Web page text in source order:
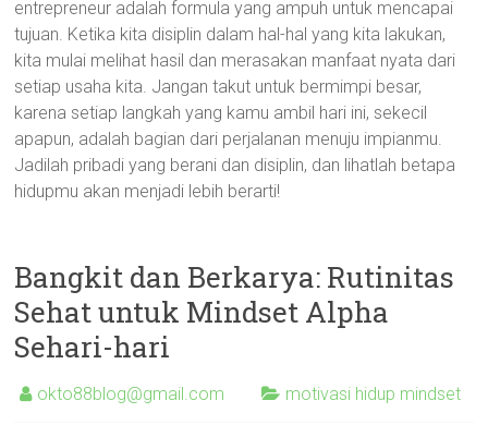
entrepreneur adalah formula yang ampuh untuk mencapai
tujuan. Ketika kita disiplin dalam hal-hal yang kita lakukan,
kita mulai melihat hasil dan merasakan manfaat nyata dari
setiap usaha kita. Jangan takut untuk bermimpi besar,
karena setiap langkah yang kamu ambil hari ini, sekecil
apapun, adalah bagian dari perjalanan menuju impianmu.
Jadilah pribadi yang berani dan disiplin, dan lihatlah betapa
hidupmu akan menjadi lebih berarti!
Bangkit dan Berkarya: Rutinitas
Sehat untuk Mindset Alpha
Sehari-hari
okto88blog@gmail.com motivasi hidup mindset